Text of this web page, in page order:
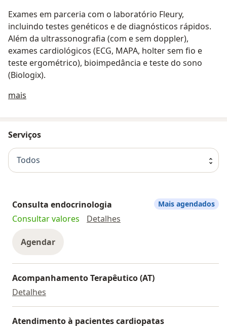
Exames em parceria com o laboratório Fleury,
incluindo testes genéticos e de diagnósticos rápidos.
Além da ultrassonografia (com e sem doppler),
exames cardiológicos (ECG, MAPA, holter sem fio e
teste ergométrico), bioimpedância e teste do sono
(Biologix).
mais
Serviços
Todos
Consulta endocrinologia
Consultar valores
Detalhes
Agendar
Mais agendados
Acompanhamento Terapêutico (AT)
Detalhes
Atendimento à pacientes cardiopatas